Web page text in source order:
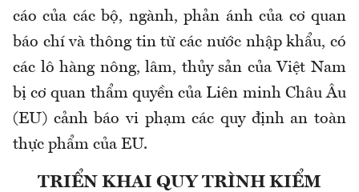
cáo của các bộ, ngành, phản ánh của cơ quan
báo chí và thông tin từ các nước nhập khẩu, có
các lô hàng nông, lâm, thủy sản của Việt Nam
bị cơ quan thẩm quyền của Liên minh Châu Âu
(EU) cảnh báo vi phạm các quy định an toàn
thực phẩm của EU.
TRIỂN KHAI QUY TRÌNH KIỂM